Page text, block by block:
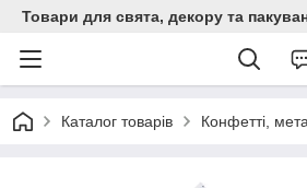
Товари для свята, декору та
Каталог товарів Конфетті,